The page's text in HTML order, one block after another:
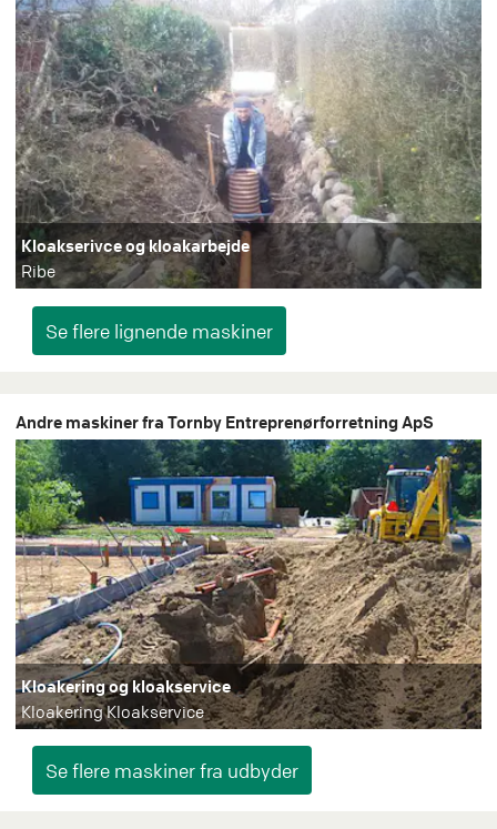
Kloakserivce og kloakarbejde
Ribe
Andre maskiner fra Tornby Entreprenørforretning ApS
Kloakering og kloakservice
Kloakering Kloakservice